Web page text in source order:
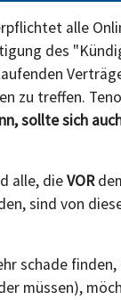
alle
des
zu treffen.
sollte sich
alle, dieVOR
sind von
schade finden,
müssen),